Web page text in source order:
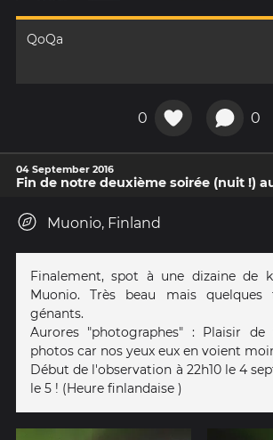
QoQa
0 0
04 September 2016
Fin de notre deuxième soirée (nuit !)
Muonio, Finland
Finalement, spot à une dizaine de
Muonio. Très beau mais quelques
génants.
Aurores "photographes" : Plaisir
photos car nos yeux eux en voient
Début de l'observation à 22h10 le 4
le 5 ! (Heure finlandaise )